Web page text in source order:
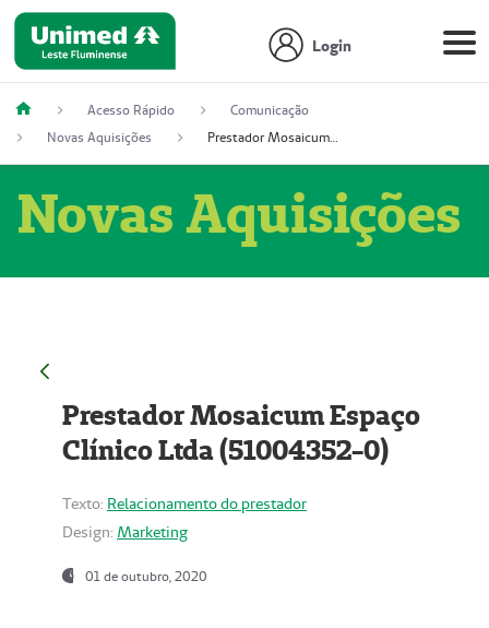
Login
Acesso Rápido
Comunicação
Novas Aquisições
Prestador Mosaicum Espaço Clínico Ltda (51004352-0)
Novas Aquisições
Prestador Mosaicum Espaço
Clínico Ltda (51004352-0)
Texto: Relacionamento do prestador
Design: Marketing
01 de outubro, 2020